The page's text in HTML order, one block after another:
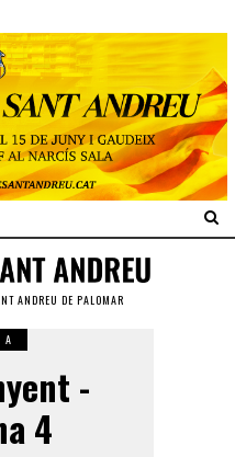
ANDREU DE PALOMAR
-
4